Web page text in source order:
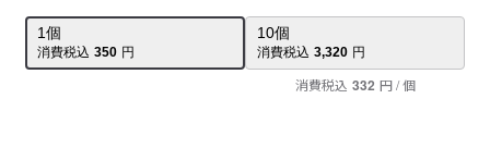
1個
消費税込 350 円
10個
消費税込 3,320 円
消費税込 332 円/ 個